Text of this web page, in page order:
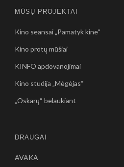
MŪSŲ PROJEKTAI
Kino seansai „Pamatyk kine“
Kino protų mūšiai
KINFO apdovanojimai
Kino studija „Mėgėjas“
„Oskarų“ belaukiant
DRAUGAI
AVAKA